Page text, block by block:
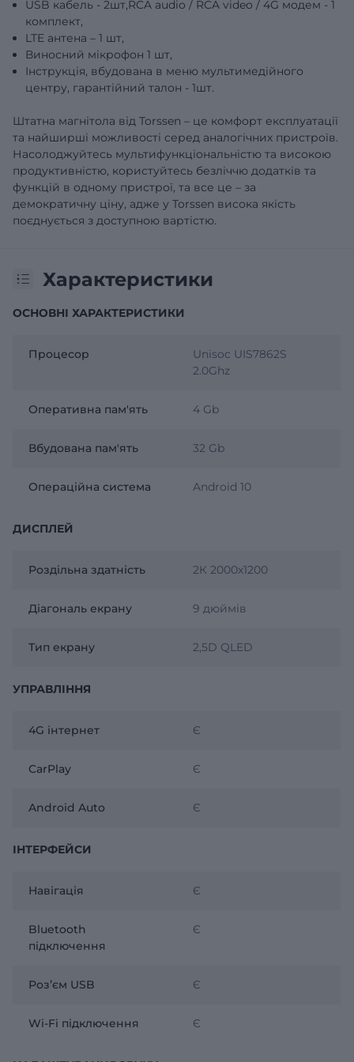
USB кабель - 2шт,RCA audio / RCA video / 4G модем - 1
комплект,
LTE антена – 1 шт,
Виносний мікрофон 1 шт,
Інструкція, вбудована в меню мультимедійного
центру, гарантійний талон - 1шт.
Штатна магнітола від Torssen – це комфорт експлуатації
та найширші можливості серед аналогічних пристроїв.
Насолоджуйтесь мультифункціональністю та високою
продуктивністю, користуйтесь безліччю додатків та
функцій в одному пристрої, та все це – за
демократичну ціну, адже у Torssen висока якість
поєднується з доступною вартістю.
Характеристики
ОСНОВНІ ХАРАКТЕРИСТИКИ
Процесор
Unisoc UIS7862S
2.0Ghz
Оперативна пам'ять 4 Gb
Вбудована пам'ять 32 Gb
Операційна система Android 10
ДИСПЛЕЙ
Роздільна здатність 2К 2000х1200
Діагональ екрану 9 дюймів
Тип екрану 2,5D QLED
УПРАВЛІННЯ
4G інтернет Є
CarPlay Є
Android Auto Є
ІНТЕРФЕЙСИ
Навігація Є
Bluetooth
підключення
Є
Розʼєм USB Є
Wi-Fi підключення Є